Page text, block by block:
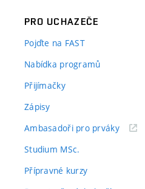
PRO UCHAZEČE
Pojďte na FAST
Nabídka programů
Přijímačky
Zápisy
Ambasadoři pro prváky(externí
Studium MSc.
Přípravné kurzy